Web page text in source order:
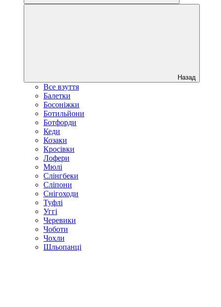
Назад
Все взуття
Балетки
Босоніжки
Ботильйони
Ботфорди
Кеди
Козаки
Кросівки
Лофери
Мюлі
Слінгбеки
Сліпони
Снігоходи
Туфлі
Уггі
Черевики
Чоботи
Чохли
Шльопанці